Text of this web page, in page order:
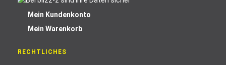
Mein Kundenkonto
Mein Warenkorb
RECHTLICHES